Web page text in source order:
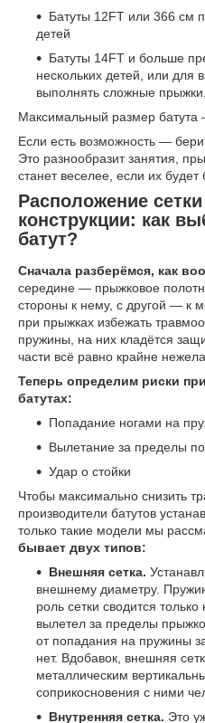
Батуты 12FT или 366 см
детей
Батуты 14FT и больше
нескольких детей, или для
выполнять сложные
Максимальный размер
Если есть возможность —
Это разнообразит занятия,
станет веселее, если их будет
Расположение
конструкции: как
батут?
Сначала разберёмся, как
середине — прыжковое
стороны к нему, с другой — к
при прыжках избежать
пружины, на них кладётся
части всё равно крайне
Теперь определим риски
батутах:
Попадание ногами на
Вылетание за пределы
Удар о стойки
Чтобы максимально снизить
производители батутов
только такие модели мы
бывает двух типов:
Внешняя сетка.
внешнему диаметру.
роль сетки сводится
вылетел за пределы
от попадания на пружины
нет. Вдобавок, внешняя
металлическим
соприкосновения с ними
Внутренняя сетка. Это